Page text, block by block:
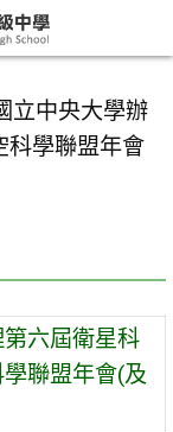
立中央大學辦
科學聯盟年會
六屆衛星科
聯盟年會(及